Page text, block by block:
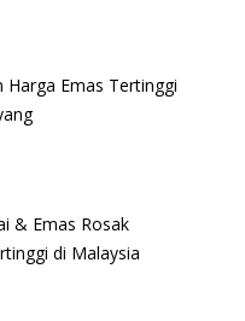
Harga Emas Tertinggi
& Emas Rosak
di Malaysia